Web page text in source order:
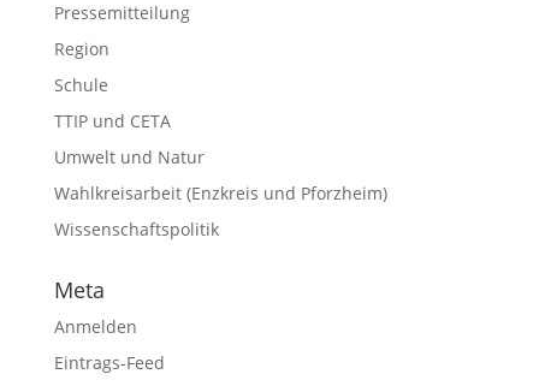
Pressemitteilung
Region
Schule
TTIP und CETA
Umwelt und Natur
Wahlkreisarbeit (Enzkreis und Pforzheim)
Wissenschaftspolitik
Meta
Anmelden
Eintrags-Feed